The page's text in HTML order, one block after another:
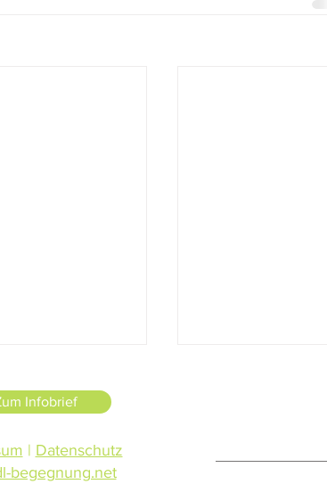
Infobrief
| Datenschutz
begegnung.net